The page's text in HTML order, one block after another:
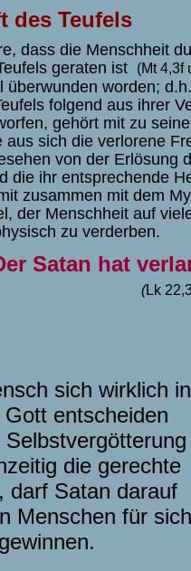
des Teufels
dass die Menschheit
geraten ist
(Mt 4,3f
überwunden worden;
folgend aus ihrer
gehört mit zu
aus sich die verlorene
von der Erlösung
die ihr entsprechende
zusammen mit dem
der Menschheit auf
zu verderben.
Satan hat
(Lk
sich wirklich in
entscheiden
die gerechte
darf Satan darauf
Menschen für sich